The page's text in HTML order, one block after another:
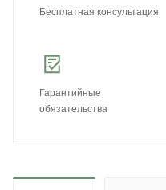
Бесплатная консультация
Гарантийные
обязательства